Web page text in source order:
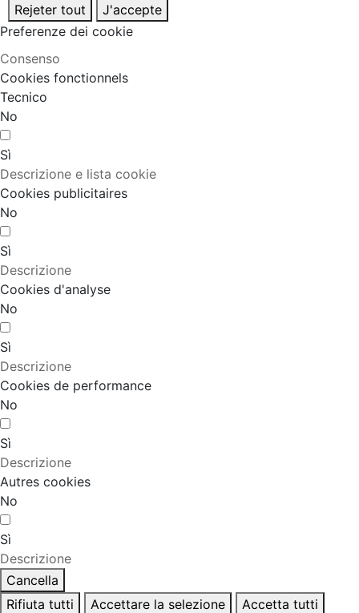
Rejeter tout
J'accepte
Preferenze dei cookie
Consenso
Cookies fonctionnels
Tecnico
No
Sì
Descrizione e lista cookie
Cookies publicitaires
No
Sì
Descrizione
Cookies d'analyse
No
Sì
Descrizione
Cookies de performance
No
Sì
Descrizione
Autres cookies
No
Sì
Descrizione
Cancella
Rifiuta tutti
Accettare la selezione Accetta tutti